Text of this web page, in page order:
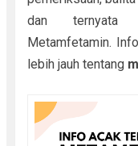
dan
Metamfetamin.
lebih jauh tentang